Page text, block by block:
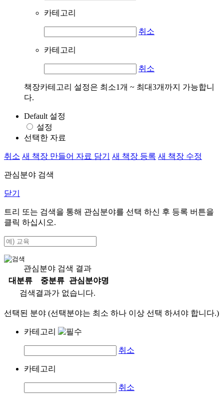
카테고리
취소
카테고리
취소
책장카테고리 설정은 최소1개 ~ 최대3개까지 가능합니
다.
Default 설정
설정
선택한 자료
취소 새 책장 만들어 자료 담기 새 책장 등록 새 책장 수정
관심분야 검색
닫기
트리 또는 검색을 통해 관심분야를 선택 하신 후 등록 버튼을
클릭 하십시오.
관심분야 검색 결과
대분류
중분류
관심분야명
검색결과가 없습니다.
선택된 분야 (선택분야는 최소 하나 이상 선택 하셔야 합니다.)
카테고리
취소
카테고리
취소